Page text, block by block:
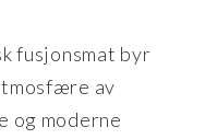
fusjonsmat byr
av
og moderne